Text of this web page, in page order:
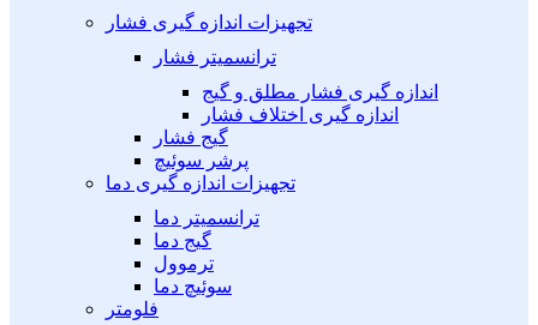
تجهیزات اندازه گیری فشار
ترانسمیتر فشار
اندازه گیری فشار مطلق و گیج
اندازه گیری اختلاف فشار
گیج فشار
پرشر سوئیچ
تجهیزات اندازه گیری دما
ترانسمیتر دما
گیج دما
ترموول
سوئیچ دما
فلومتر